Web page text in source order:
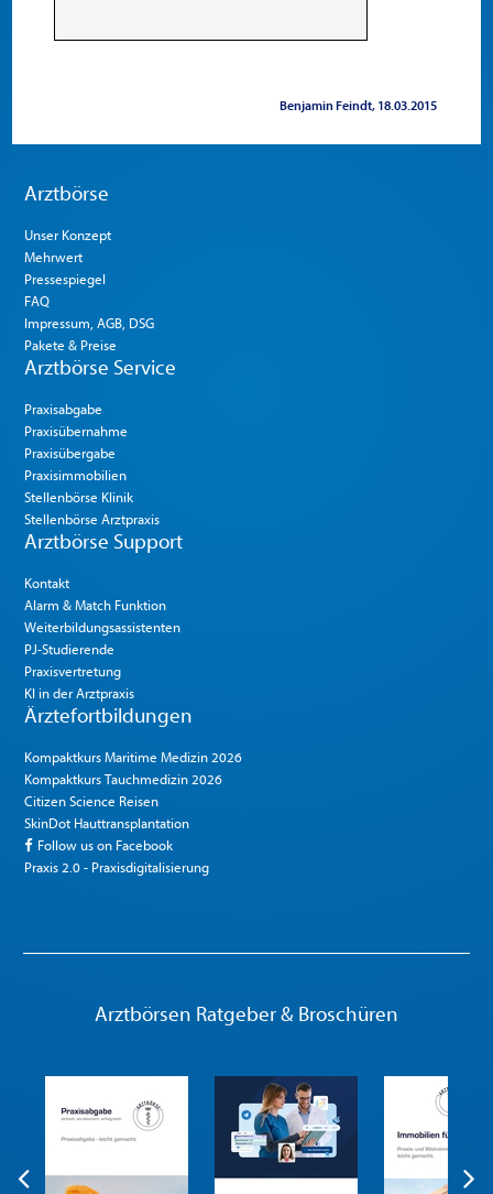
Benjamin Feindt 18.03.2015
Arztbörse
Unser Konzept
Mehrwert
Pressespiegel
FAQ
Impressum, AGB, DSG
Pakete & Preise
Arztbörse Service
Praxisabgabe
Praxisübernahme
Praxisübergabe
Praxisimmobilien
Stellenbörse Klinik
Stellenbörse Arztpraxis
Arztbörse Support
Kontakt
Alarm & Match Funktion
Weiterbildungsassistenten
PJ-Studierende
Praxisvertretung
KI in der Arztpraxis
Ärztefortbildungen
Kompaktkurs Maritime Medizin 2026
Kompaktkurs Tauchmedizin 2026
Citizen Science Reisen
SkinDot Hauttransplantation
Follow us on Facebook
Praxis 2.0 - Praxisdigitalisierung
Arztbörsen Ratgeber & Broschüren